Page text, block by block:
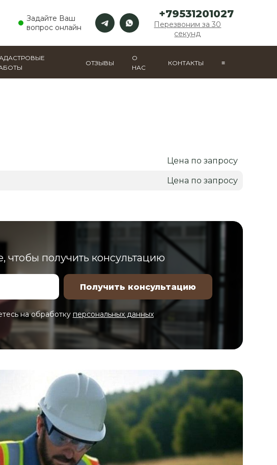
Задайте Ваш
вопрос онлайн
+79531201027
Перезвоним за 30
секунд
ОТЗЫВЫ
О
НАС
КОНТАКТЫ ≡
Цена по запросу
Цена по запросу
получить консультацию
на обработку персональных данных